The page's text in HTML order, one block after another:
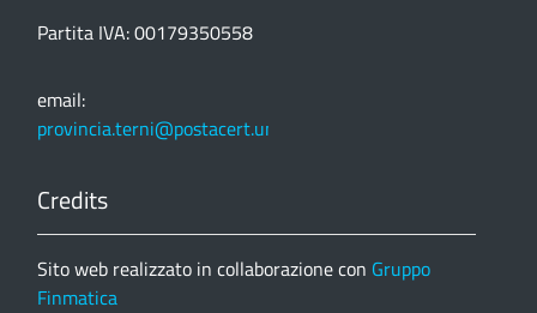
Partita IVA: 00179350558
email:
provincia.terni@postacert.umbria.it
Credits
Sito web realizzato in collaborazione con Gruppo
Finmatica